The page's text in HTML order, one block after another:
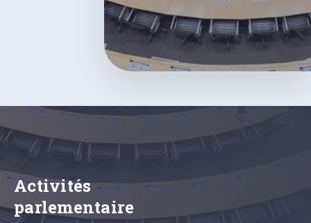
Activités
parlementaire